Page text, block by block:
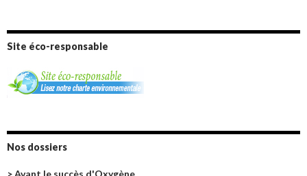
Site éco-responsable
Nos dossiers